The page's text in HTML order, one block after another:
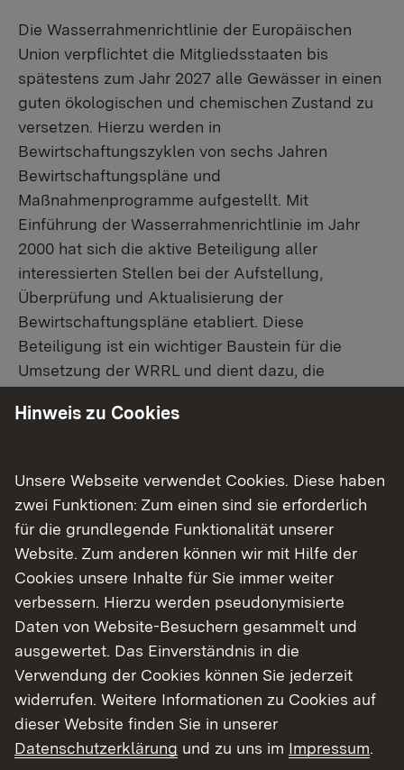
Die Wasserrahmenrichtlinie der Europäischen
Union verpflichtet die Mitgliedsstaaten bis
spätestens zum Jahr 2027 alle Gewässer in einen
guten ökologischen und chemischen Zustand zu
versetzen. Hierzu werden in
Bewirtschaftungszyklen von sechs Jahren
Bewirtschaftungspläne und
Maßnahmenprogramme aufgestellt. Mit
Einführung der Wasserrahmenrichtlinie im Jahr
2000 hat sich die aktive Beteiligung aller
interessierten Stellen bei der Aufstellung,
Überprüfung und Aktualisierung der
Bewirtschaftungspläne etabliert. Diese
Beteiligung ist ein wichtiger Baustein für die
Umsetzung der WRRL und dient dazu, die
informieren und Anregungen für den kommenden
Aufgrund der Einschränkungen rund um das
Corona-Virus wurden die geplanten
Präsenzveranstaltungen abgesagt und
stattdessen eine Onlinebeteiligung durchgeführt.
Interessierte hatten im Zeitraum vom 30. April
2020 bis zum 31. Mai 2020 die Möglichkeit,
Anregungen und Vorschläge zur aktualisierten
Maßnahmenplanung sowie zu den neuen
Monitoringergebnissen einzubringen.
Das Regierungspräsidium Tübingen dankt für das
Engagement und die zahlreichen konstruktiven
Hinweis zu Cookies
Unsere Webseite verwendet Cookies. Diese haben
zwei Funktionen: Zum einen sind sie erforderlich
für die grundlegende Funktionalität unserer
Website. Zum anderen können wir mit Hilfe der
Cookies unsere Inhalte für Sie immer weiter
verbessern. Hierzu werden pseudonymisierte
Daten von Website-Besuchern gesammelt und
ausgewertet. Das Einverständnis in die
Verwendung der Cookies können Sie jederzeit
widerrufen. Weitere Informationen zu Cookies auf
dieser Website finden Sie in unserer
Datenschutzerklärung und zu uns im Impressum.